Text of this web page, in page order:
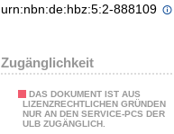
urn:nbn:de:hbz:5:2-888109
Zugänglichkeit
DAS DOKUMENT IST AUS
LIZENZRECHTLICHEN GRÜNDEN
NUR AN DEN SERVICE-PCS DER
ULB ZUGÄNGLICH.